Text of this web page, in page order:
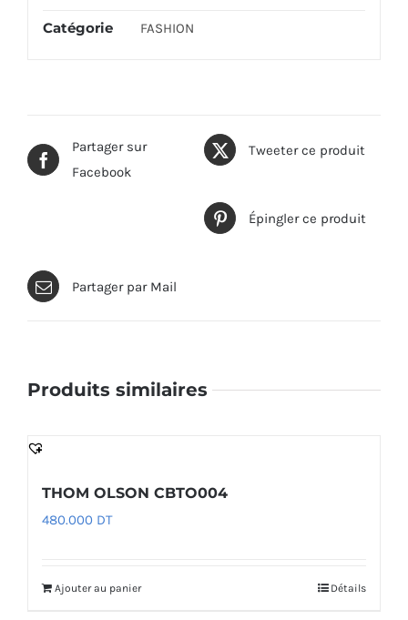
Catégorie FASHION
Partager sur
Facebook
Tweeter ce produit
Épingler ce produit
Partager par Mail
Produits similaires
THOM OLSON CBTO004
480.000 DT
Ajouter au panier Détails